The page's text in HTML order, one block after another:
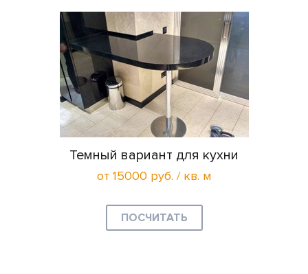
Темный вариант для кухни
от 15000 руб. / кв. м
ПОСЧИТАТЬ